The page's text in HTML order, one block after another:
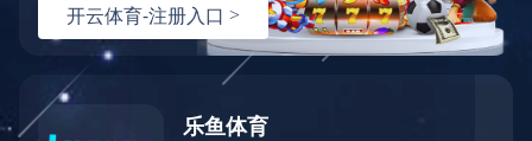
发布时间：2022-04-01 09:46:07 ／ 浏览：2060